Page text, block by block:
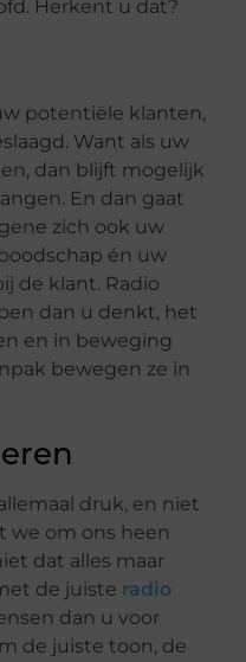
Herkent u dat?
potentiële klanten,
Want als uw
dan blijft mogelijk
En dan gaat
zich ook uw
én uw
de klant. Radio
dan u denkt, het
en in beweging
bewegen ze in
druk, en niet
we om ons heen
dat alles maar
de juiste radio
dan u voor
de juiste toon, de